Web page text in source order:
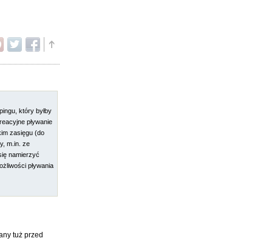
który byłby
pływanie
zasięgu (do
m.in. ze
namierzyć
pływania
tuż przed